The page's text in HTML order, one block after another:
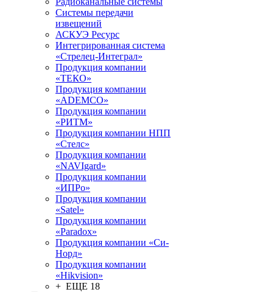
Системы передачи
извещений
АСКУЭ Ресурс
Интегрированная система
«Стрелец-Интеграл»
Продукция компании
«ТЕКО»
Продукция компании
«ADEMCO»
Продукция компании
«РИТМ»
Продукция компании НПП
«Стелс»
Продукция компании
«NAVIgard»
Продукция компании
«ИПРо»
Продукция компании
«Satel»
Продукция компании
«Paradox»
Продукция компании «Си-
Норд»
Продукция компании
«Hikvision»
+ ЕЩЕ 18